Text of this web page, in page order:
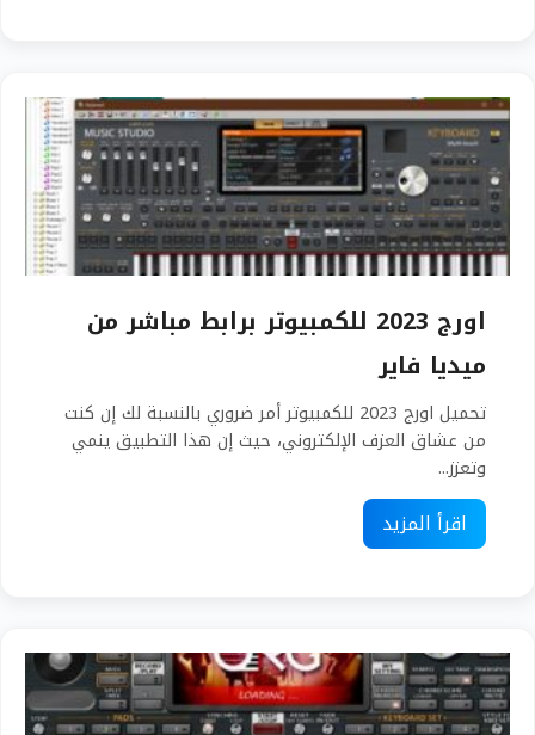
اورج 2023 للكمبيوتر برابط مباشر من
ميديا فاير
تحميل اورج 2023 للكمبيوتر أمر ضروري بالنسبة لك إن كنت
من عشاق العزف الإلكتروني، حيث إن هذا التطبيق ينمي
وتعزز...
اقرأ المزيد